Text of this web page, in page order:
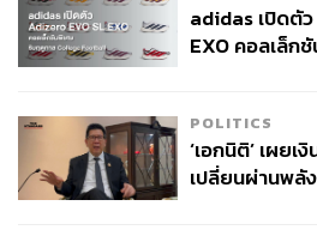
adidas เปิดตั
EXO คอลเล็ก
POLITICS
‘เอกนิติ’ เผย
เปลี่ยนผ่านพลั